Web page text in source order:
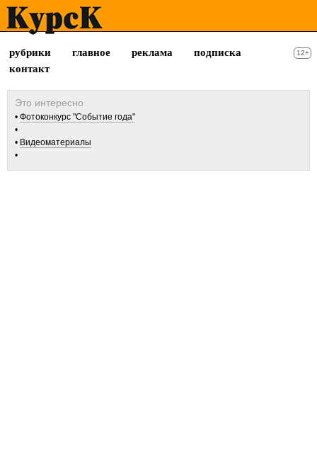
рубрики главное реклама
подписка
контакт
12+
Фотоконкурс "Событие года"
Видеоматериалы